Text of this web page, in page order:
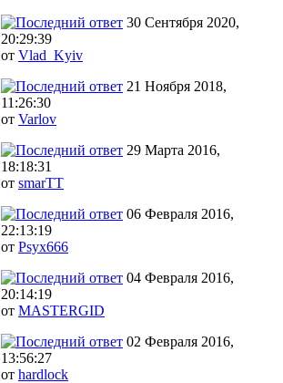
30 Сентября 2020,
20:29:39
от Vlad_Kyiv
21 Ноября 2018,
11:26:30
от Varlov
29 Марта 2016,
18:18:31
от smarTT
06 Февраля 2016,
22:13:19
от Psyx666
04 Февраля 2016,
20:14:19
от MASTERGID
02 Февраля 2016,
13:56:27
от hardlock